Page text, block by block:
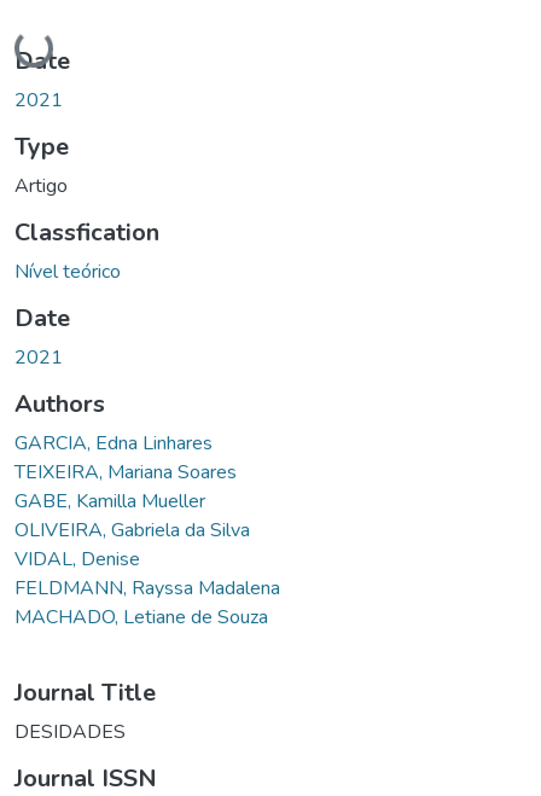
Loading...
Date
2021
Type
Artigo
Classfication
Nível teórico
Date
2021
Authors
GARCIA, Edna Linhares
TEIXEIRA, Mariana Soares
GABE, Kamilla Mueller
OLIVEIRA, Gabriela da Silva
VIDAL, Denise
FELDMANN, Rayssa Madalena
MACHADO, Letiane de Souza
Journal Title
DESIDADES
Journal ISSN